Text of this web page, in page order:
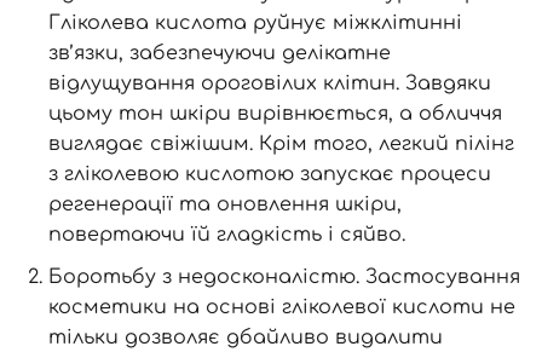
Гліколева кислота руйнує міжклітинні
зв’язки, забезпечуючи делікатне
відлущування ороговілих клітин. Завдяки
цьому тон шкіри вирівнюється, а обличчя
виглядає свіжішим. Крім того, легкий пілінг
з гліколевою кислотою запускає процеси
регенерації та оновлення шкіри,
повертаючи їй гладкість і сяйво.
Боротьбу з недосконалістю. Застосування
косметики на основі гліколевої кислоти не
тільки дозволяє дбайливо видалити